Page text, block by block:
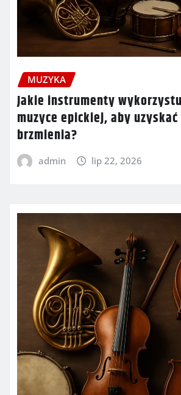
MUZYKA
Jakie instrumenty
muzyce epickiej, aby uzyskać
brzmienia?
admin lip 22, 2026